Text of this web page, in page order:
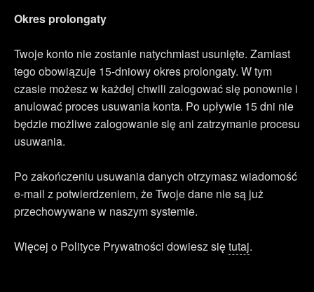
Okres prolongaty
Twoje konto nie zostanie natychmiast usunięte. Zamiast
tego obowiązuje 15-dniowy okres prolongaty. W tym
czasie możesz w każdej chwili zalogować się ponownie i
anulować proces usuwania konta. Po upływie 15 dni nie
będzie możliwe zalogowanie się ani zatrzymanie procesu
usuwania.
Po zakończeniu usuwania danych otrzymasz wiadomość
e-mail z potwierdzeniem, że Twoje dane nie są już
przechowywane w naszym systemie.
Więcej o Polityce Prywatności dowiesz siętutaj.